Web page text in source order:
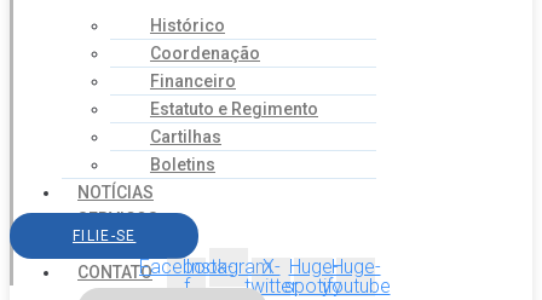
Histórico
Coordenação
Financeiro
Estatuto e Regimento
Cartilhas
Boletins
NOTÍCIAS
SERVIÇOS
AGENDA
CONTATO
FILIE-SE
Facebook-
f
InstagramX-
twitter
Huge-
spotify
Huge-
youtube